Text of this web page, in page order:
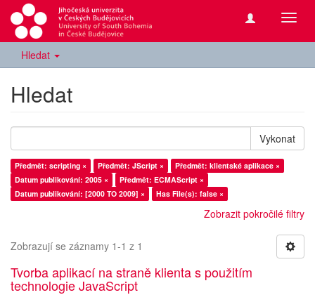
Hledat
Hledat
Vykonat
Předmět: scripting × Předmět: JScript ×
Předmět: klientské aplikace ×
Datum publikování: 2005 ×
Předmět: ECMAScript ×
Datum publikování: [2000 TO 2009] ×
Has File(s): false ×
Zobrazit pokročilé filtry
Zobrazují se záznamy 1-1 z 1
Tvorba aplikací na straně klienta s použitím
technologie JavaScript